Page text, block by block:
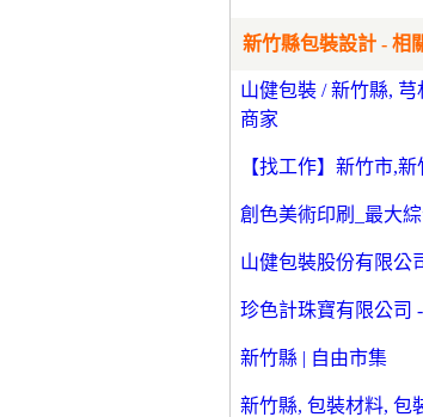
新竹縣包裝設計 - 相
山健包裝 / 新竹縣,
商家
【找工作】新竹市,
創色美術印刷_最大
山健包裝股份有限公
珍色計珠寶有限公司
新竹縣 | 自由市集
新竹縣, 包裝材料, 包